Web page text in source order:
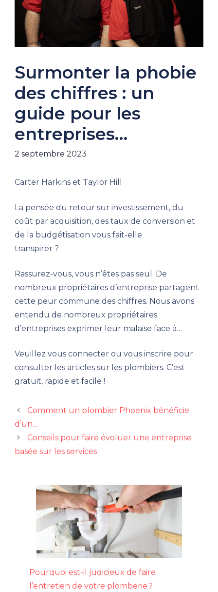
Surmonter la phobie
des chiffres : un
guide pour les
entreprises…
2 septembre 2023
Carter Harkins et Taylor Hill
La pensée du retour sur investissement, du
coût par acquisition, des taux de conversion et
de la budgétisation vous fait-elle
transpirer ?
Rassurez-vous, vous n’êtes pas seul. De
nombreux propriétaires d’entreprise partagent
cette peur commune des chiffres. Nous avons
entendu de nombreux propriétaires
d’entreprises exprimer leur malaise face à…
Veuillez vous connecter ou vous inscrire pour
consulter les articles sur les plombiers. C’est
gratuit, rapide et facile !
Comment un plombier Phoenix bénéficie
d’un…
Conseils pour faire évoluer une entreprise
basée sur les services
Pourquoi est-il judicieux de faire
l’entretien de votre plomberie ?